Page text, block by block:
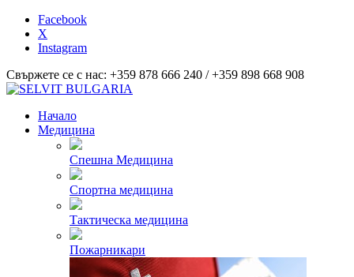
Facebook
X
Instagram
Свържете се с нас: +359 878 666 240 / +359 898 668 908
Начало
Медицина
Спешна Медицина
Спортна медицина
Тактическа медицина
Пожарникари